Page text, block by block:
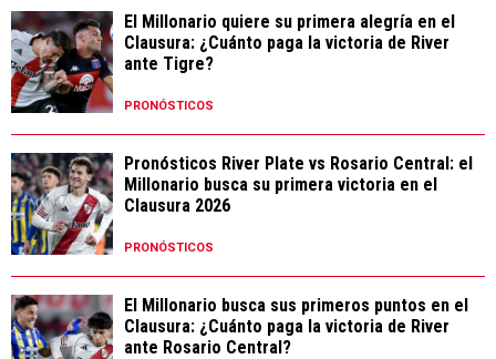
El Millonario quiere su primera alegría en el
Clausura: ¿Cuánto paga la victoria de River
ante Tigre?
PRONÓSTICOS
Pronósticos River Plate vs Rosario Central: el
Millonario busca su primera victoria en el
Clausura 2026
PRONÓSTICOS
El Millonario busca sus primeros puntos en el
Clausura: ¿Cuánto paga la victoria de River
ante Rosario Central?